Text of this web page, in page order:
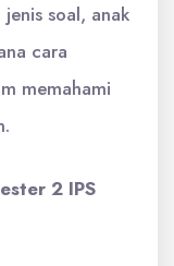
soal, anak
cara
memahami
2 IPS